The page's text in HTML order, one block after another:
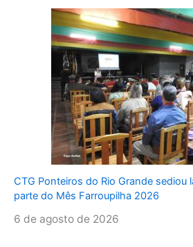
CTG Ponteiros do Rio Grande sediou
parte do Mês Farroupilha 2026
6 de agosto de 2026